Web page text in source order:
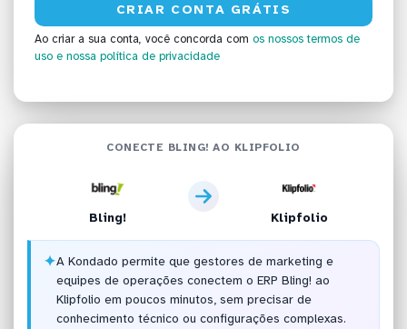
Ao criar a sua conta, você concorda com os nossos termos de
uso e nossa política de privacidade
CONECTE BLING! AO KLIPFOLIO
Bling! Klipfolio
✦A Kondado permite que gestores de marketing e
equipes de operações conectem o ERP Bling! ao
Klipfolio em poucos minutos, sem precisar de
conhecimento técnico ou configurações complexas.